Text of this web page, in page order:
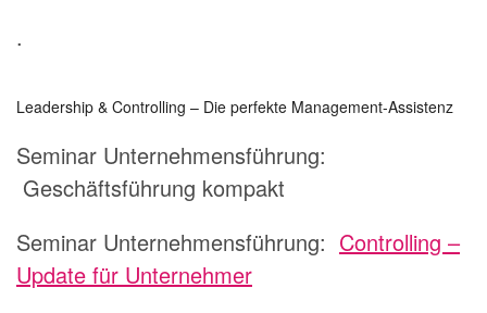
.
Leadership & Controlling – Die perfekte Management-Assistenz
Seminar Unternehmensführung:
Geschäftsführung kompakt
Seminar Unternehmensführung: Controlling –
Update für Unternehmer